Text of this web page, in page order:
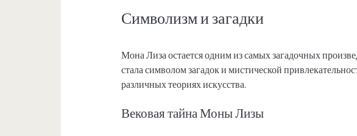
Символизм и загадки
Мона Лиза остается одним из самых загадочных
стала символом загадок и мистической
различных теориях искусства.
Вековая тайна Моны Лизы